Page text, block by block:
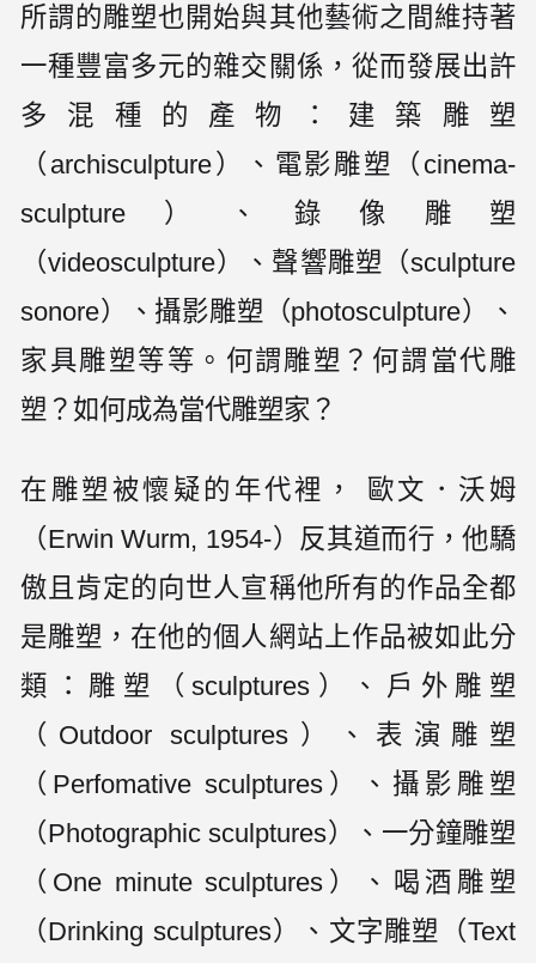
所謂的雕塑也開始與其他藝術之間維持著
一種豐富多元的雜交關係，從而發展出許
多混種的產物：建築雕塑
（archisculpture）、電影雕塑（cinema-
sculpture）、錄像雕塑
（videosculpture）、聲響雕塑（sculpture
sonore）、攝影雕塑（photosculpture）、
家具雕塑等等。何謂雕塑？何謂當代雕
塑？如何成為當代雕塑家？
在雕塑被懷疑的年代裡， 歐文．沃姆
（Erwin Wurm, 1954-）反其道而行，他驕
傲且肯定的向世人宣稱他所有的作品全都
是雕塑，在他的個人網站上作品被如此分
類：雕塑（sculptures）、戶外雕塑
（Outdoor sculptures）、表演雕塑
（Perfomative sculptures）、攝影雕塑
（Photographic sculptures）、一分鐘雕塑
（One minute sculptures）、喝酒雕塑
（Drinking sculptures）、文字雕塑（Text